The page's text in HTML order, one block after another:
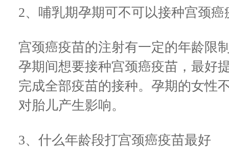
2、哺乳期孕期可不可以接种宫颈癌
宫颈癌疫苗的注射有一定的年龄限
孕期间想要接种宫颈癌疫苗，最好
完成全部疫苗的接种。孕期的女性
对胎儿产生影响。
3、什么年龄段打宫颈癌疫苗最好